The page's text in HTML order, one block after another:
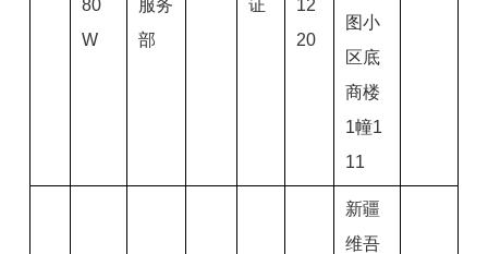
80
W
服务
部
证
12
20
图小
区底
商楼
1幢1
11
新疆
维吾